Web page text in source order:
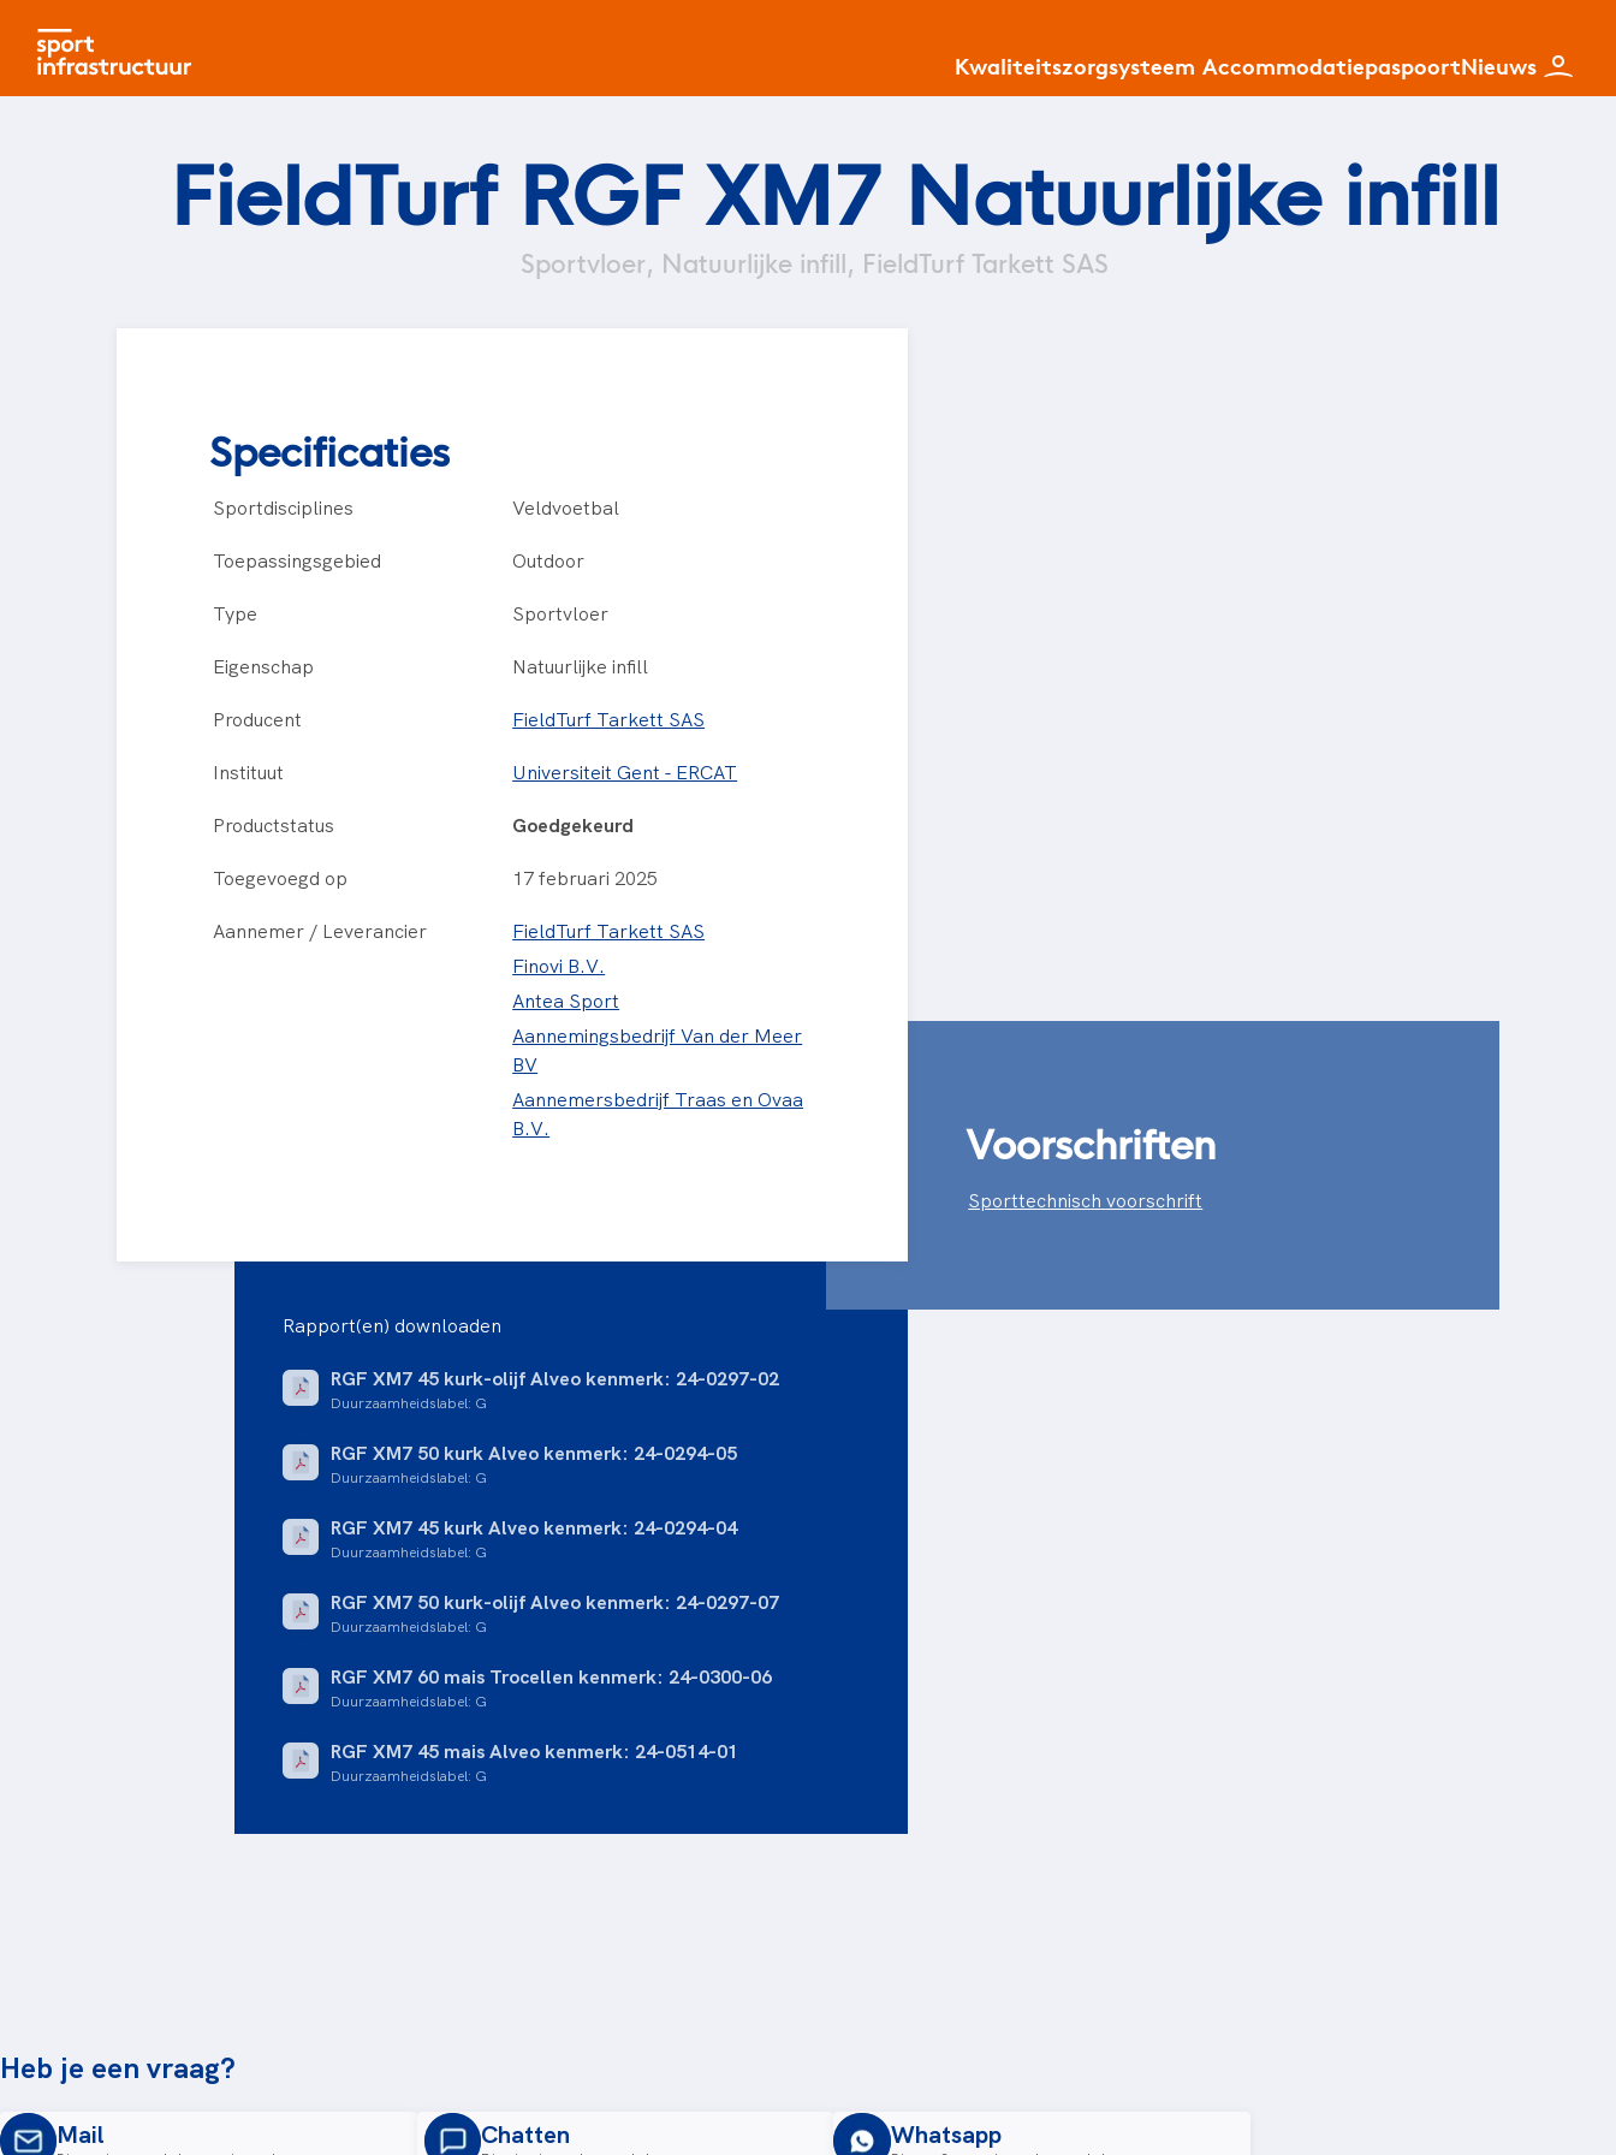
Kwaliteitszorgsysteem AccommodatiepaspoortNieuws
FieldTurf RGF XM7 Natuurlijke infill
Sportvloer, Natuurlijke infill, FieldTurf Tarkett SAS
Specificaties
Sportdisciplines
Veldvoetbal
Toepassingsgebied
Outdoor
Type
Sportvloer
Eigenschap
Natuurlijke infill
Producent
FieldTurf Tarkett SAS
Instituut
Universiteit Gent - ERCAT
Productstatus
Goedgekeurd
Toegevoegd op
17 februari 2025
Aannemer / Leverancier
FieldTurf Tarkett SAS
Finovi B.V.
Antea Sport
Aannemingsbedrijf Van der Meer
BV
Aannemersbedrijf Traas en Ovaa
B.V.
Voorschriften
Sporttechnisch voorschrift
Rapport(en) downloaden
RGF XM7 45 kurk-olijf Alveo kenmerk: 24-0297-02
Duurzaamheidslabel: G
RGF XM7 50 kurk Alveo kenmerk: 24-0294-05
Duurzaamheidslabel: G
RGF XM7 45 kurk Alveo kenmerk: 24-0294-04
Duurzaamheidslabel: G
RGF XM7 50 kurk-olijf Alveo kenmerk: 24-0297-07
Duurzaamheidslabel: G
RGF XM7 60 mais Trocellen kenmerk: 24-0300-06
Duurzaamheidslabel: G
RGF XM7 45 mais Alveo kenmerk: 24-0514-01
Duurzaamheidslabel: G
Heb je een vraag?
Mail Chatten Whatsapp